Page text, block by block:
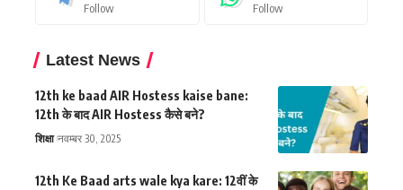
Follow Follow
Latest News
12th ke baad AIR Hostess kaise bane:
12th के बाद AIR Hostess कैसे बने?
शिक्षा नवम्बर 30, 2025
12th Ke Baad arts wale kya kare: 12वीं के